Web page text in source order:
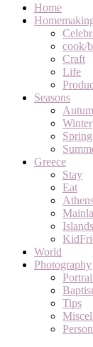
Home
cook/
Craft
Life
Seasons
Winter
Spring
Greece
Stay
Eat
Islands
World
Photography
Tips